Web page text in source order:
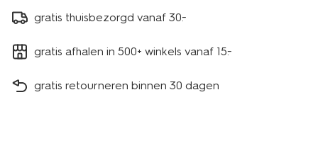
gratis thuisbezorgd vanaf 30.-
gratis afhalen in 500+ winkels vanaf 15.-
gratis retourneren binnen 30 dagen